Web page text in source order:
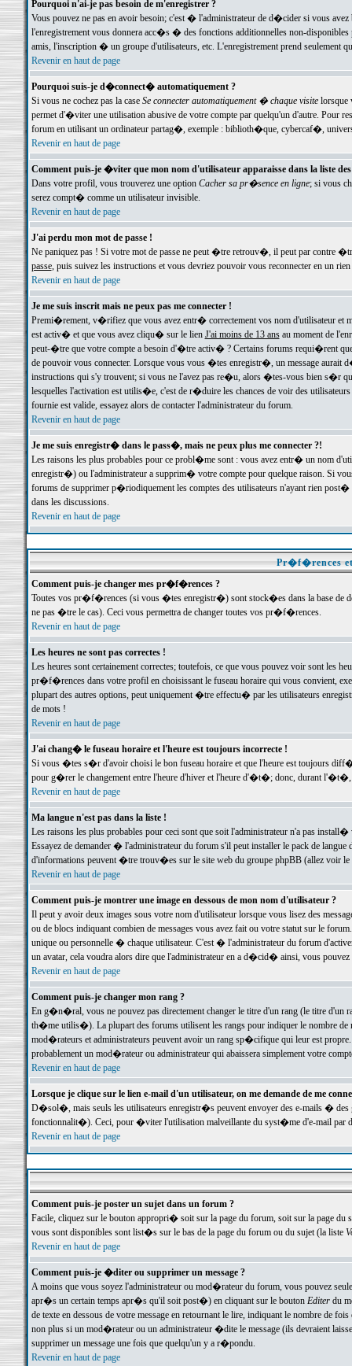
Pourquoi n'ai-je pas besoin de m'enregistrer ?
Vous pouvez ne pas en avoir besoin; c'est � l'administrateur de d�cider si vous
l'enregistrement vous donnera acc�s � des fonctions additionnelles non-
amis, l'inscription � un groupe d'utilisateurs, etc. L'enregistrement prend seulement
Revenir en haut de page
Pourquoi suis-je d�connect� automatiquement ?
Si vous ne cochez pas la case Se connecter automatiquement � chaque visitelorsque
permet d'�viter une utilisation abusive de votre compte par quelqu'un d'autre. Pour
forum en utilisant un ordinateur partag�, exemple : biblioth�que, cybercaf�,
Revenir en haut de page
Comment puis-je �viter que mon nom d'utilisateur apparaisse dans la liste
Dans votre profil, vous trouverez une option Cacher sa pr�sence en ligne; si vous
serez compt� comme un utilisateur invisible.
Revenir en haut de page
J'ai perdu mon mot de passe !
Ne paniquez pas ! Si votre mot de passe ne peut �tre retrouv�, il peut par contre
passe, puis suivez les instructions et vous devriez pouvoir vous reconnecter en un rien
Revenir en haut de page
Je me suis inscrit mais ne peux pas me connecter !
Premi�rement, v�rifiez que vous avez entr� correctement vos nom d'utilisateur
est activ� et que vous avez cliqu� sur le lien J'ai moins de 13 ansau moment de
peut-�tre que votre compte a besoin d'�tre activ� ? Certains forums requi�rent
de pouvoir vous connecter. Lorsque vous vous �tes enregistr�, un message aurait
instructions qui s'y trouvent; si vous ne l'avez pas re�u, alors �tes-vous bien s�r
lesquelles l'activation est utilis�e, c'est de r�duire les chances de voir des
fournie est valide, essayez alors de contacter l'administrateur du forum.
Revenir en haut de page
Je me suis enregistr� dans le pass�, mais ne peux plus me connecter ?!
Les raisons les plus probables pour ce probl�me sont : vous avez entr� un nom
enregistr�) ou l'administrateur a supprim� votre compte pour quelque raison. Si
forums de supprimer p�riodiquement les comptes des utilisateurs n'ayant rien
dans les discussions.
Revenir en haut de page
Pr�f�rences
Comment puis-je changer mes pr�f�rences ?
Toutes vos pr�f�rences (si vous �tes enregistr�) sont stock�es dans la base de
ne pas �tre le cas). Ceci vous permettra de changer toutes vos pr�f�rences.
Revenir en haut de page
Les heures ne sont pas correctes !
Les heures sont certainement correctes; toutefois, ce que vous pouvez voir sont
pr�f�rences dans votre profil en choisissant le fuseau horaire qui vous convient,
plupart des autres options, peut uniquement �tre effectu� par les utilisateurs
de mots !
Revenir en haut de page
J'ai chang� le fuseau horaire et l'heure est toujours incorrecte !
Si vous �tes s�r d'avoir choisi le bon fuseau horaire et que l'heure est toujours
pour g�rer le changement entre l'heure d'hiver et l'heure d'�t�; donc, durant
Revenir en haut de page
Ma langue n'est pas dans la liste !
Les raisons les plus probables pour ceci sont que soit l'administrateur n'a pas
Essayez de demander � l'administrateur du forum s'il peut installer le pack de
d'informations peuvent �tre trouv�es sur le site web du groupe phpBB (allez voir le
Revenir en haut de page
Comment puis-je montrer une image en dessous de mon nom d'utilisateur ?
Il peut y avoir deux images sous votre nom d'utilisateur lorsque vous lisez des
ou de blocs indiquant combien de messages vous avez fait ou votre statut sur le
unique ou personnelle � chaque utilisateur. C'est � l'administrateur du forum
un avatar, cela voudra alors dire que l'administrateur en a d�cid� ainsi, vous
Revenir en haut de page
Comment puis-je changer mon rang ?
En g�n�ral, vous ne pouvez pas directement changer le titre d'un rang (le titre d'un
th�me utilis�). La plupart des forums utilisent les rangs pour indiquer le nombre de
mod�rateurs et administrateurs peuvent avoir un rang sp�cifique qui leur est
probablement un mod�rateur ou administrateur qui abaissera simplement votre
Revenir en haut de page
Lorsque je clique sur le lien e-mail d'un utilisateur, on me demande de me
D�sol�, mais seuls les utilisateurs enregistr�s peuvent envoyer des e-mails �
fonctionnalit�). Ceci, pour �viter l'utilisation malveillante du syst�me d'e-mail par
Revenir en haut de page
Comment puis-je poster un sujet dans un forum ?
Facile, cliquez sur le bouton appropri� soit sur la page du forum, soit sur la page du
vous sont disponibles sont list�s sur le bas de la page du forum ou du sujet (la liste
Revenir en haut de page
Comment puis-je �diter ou supprimer un message ?
A moins que vous soyez l'administrateur ou mod�rateur du forum, vous pouvez
apr�s un certain temps apr�s qu'il soit post�) en cliquant sur le bouton Editerdu
de texte en dessous de votre message en retournant le lire, indiquant le nombre
non plus si un mod�rateur ou un administrateur �dite le message (ils devraient
supprimer un message une fois que quelqu'un y a r�pondu.
Revenir en haut de page